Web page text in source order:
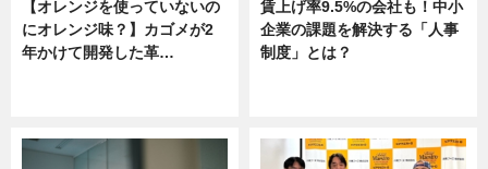
【オレンジを使っていないの
にオレンジ味？】カゴメが2
年かけて開発した革…
賃上げ率9.5%の会社も！中小
企業の課題を解決する「人事
制度」とは？